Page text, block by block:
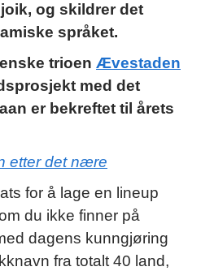
og skildrer det
språket.
trioen Ævestaden
med det
er bekreftet til årets
etter det nære
for å lage en lineup
du ikke finner på
dagens kunngjøring
fra totalt 40 land,